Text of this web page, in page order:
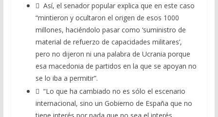
 Así, el senador popular explica que en este caso
“mintieron y ocultaron el origen de esos 1000
millones, haciéndolo pasar como ‘suministro de
material de refuerzo de capacidades militares’,
pero no dijeron ni una palabra de Ucrania porque
esa macedonia de partidos en la que se apoyan no
se lo iba a permitir”.
 “Lo que ha cambiado no es sólo el escenario
internacional, sino un Gobierno de España que no
tiene interés por nada que no sea el interés